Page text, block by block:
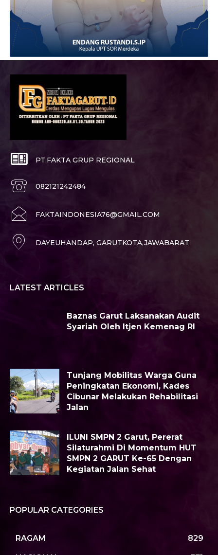
PT.FAKTA GRUP REGIONAL
082121242484
FAKTAINDONESIA76@GMAIL.COM
DAYEUHANDAP, GARUTKOTA,JAWABARAT
LATEST ARTICLES
Baznas Garut Laksanakan Audit
Syariah Oleh Itjen Kemenag RI
Tunjang Mobilitas Warga Guna
Peningkatan Ekonomi, Kades
Cibunar Melakukan Rehabilitasi
Jalan
ILUNI SMPN 2 Garut, Pererat
Silaturahmi Di Momentum HUT
SMPN 2 GARUT Ke-65 Dengan
Kegiatan Jalan Sehat
POPULAR CATEGORIES
RAGAM 829